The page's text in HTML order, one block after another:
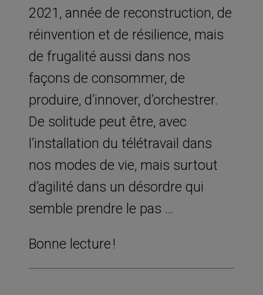
2021, année de reconstruction, de
réinvention et de résilience, mais
de frugalité aussi dans nos
façons de consommer, de
produire, d’innover, d’orchestrer.
De solitude peut être, avec
l’installation du télétravail dans
nos modes de vie, mais surtout
d’agilité dans un désordre qui
semble prendre le pas …
Bonne lecture !